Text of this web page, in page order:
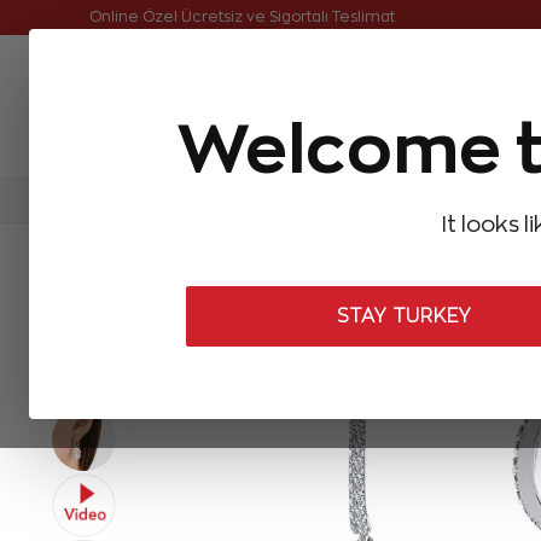
Welcome
It looks
STAY TURKEY
Online Özel Ücretsiz ve Sigortalı Teslimat
Aynı Gün Kargo Çok Satanlar